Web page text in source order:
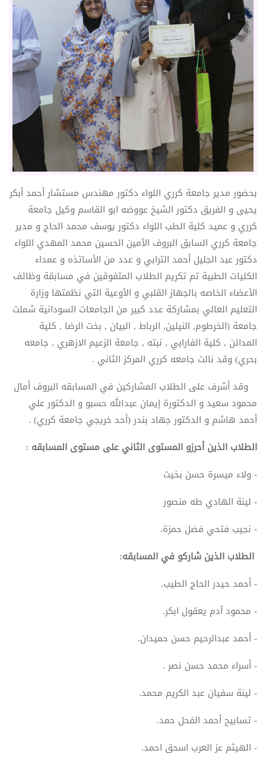
بحضور مدير جامعة كرري اللواء دكتور مهندس مستشار أحمد أبكر
يحيى و الفريق دكتور الشيخ عووضه ابو القاسم وكيل جامعة
كرري و عميد كلية الطب اللواء دكتور يوسف محمد الحاج و مدير
جامعة كرري السابق البروف الأمين الحسين محمد المهدي اللواء
دكتور عبد الجليل أحمد الترابي و عدد من الأساتذه و عمداء
الكليات الطبية تم تكريم الطلاب المتفوقين في مسابقة وظائف
الأعضاء الخاصه بالجهاز القلبي و الأوعية التي نظمتها وزارة
التعليم العالي بمشاركة عدد كبير من الجامعات السودانية شملت
جامعة (الخرطوم, النيلين, الرباط , البيان , بخت الرضا , كلية
المدائن , كلية الفارابي , نبته , جامعة الزعيم الازهري , جامعه
بحري) وقد نالت جامعه كرري المركز الثاني .
وقد أشرف على الطلاب المشاركين في المسابقه البروف أمال
محمود سعيد و الدكتورة إيمان عبدالله حسبو و الدكتور علي
أحمد هاشم و الدكتور جهاد بندر (أحد خريجي جامعة كرري) .
الطلاب الذين أحرزو المستوى الثاني على مستوى المسابقه :
- ولاء ميسرة حسن بخيت
- لينة الهادي طه منصور
- نجيب فتحي فضل حمزة.
الطلاب الذين شاركو في المسابقه:
- أحمد حيدر الحاج الطيب.
- محمود آدم يعقول ابكر.
- أحمد عبدالرحيم حسن حميدان.
- أسراء محمد حسن نصر .
- لينة سفيان عبد الكريم محمد.
- تسابيح أحمد الفحل حمد.
- الهيثم عز العرب اسحق احمد.